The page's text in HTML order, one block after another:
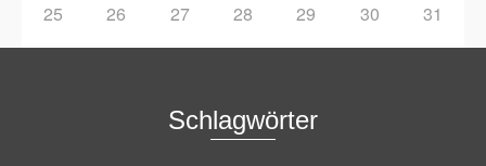
25 26 27 28 29 30 31
Schlagwörter